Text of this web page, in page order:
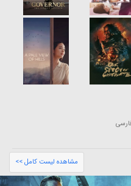
مشاهده لیست کامل >>